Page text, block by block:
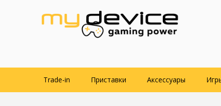
Trade-in Приставки Аксессуары